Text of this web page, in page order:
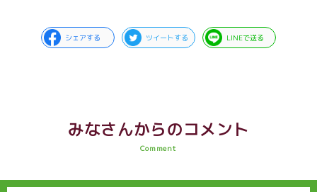
シェアする ツイートする LINEで送る
みなさんからのコメント
Comment